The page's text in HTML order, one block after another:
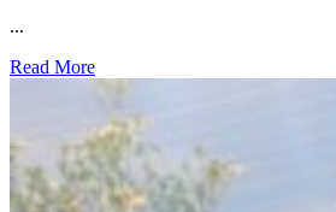
...
Read More